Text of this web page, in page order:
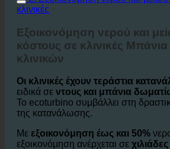
2. Εξοικονόμηση νερού και
κλινικές
Εξοικονόμηση νερού και
κόστους σε κλινικές Μπάνια
κλινικών
Οι κλινικές έχουν τεράστια
ειδικά σε
ντους και μπάνια
Το ecoturbino συμβάλλει στη
της κατανάλωσης.